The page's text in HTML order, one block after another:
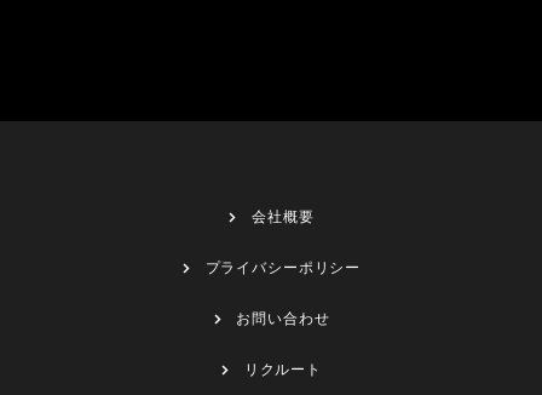
会社概要
プライバシーポリシー
お問い合わせ
リクルート